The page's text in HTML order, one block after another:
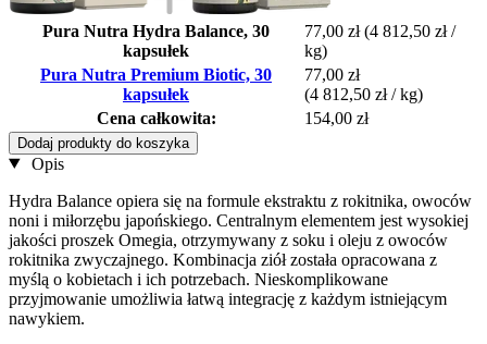
Pura Nutra Hydra Balance, 30
kapsułek
77,00 zł (4 812,50 zł /
kg)
Pura Nutra Premium Biotic, 30
kapsułek
77,00 zł
(4 812,50 zł / kg)
Cena całkowita:
154,00 zł
Dodaj produkty do koszyka
Opis
Hydra Balance opiera się na formule ekstraktu z rokitnika, owoców
noni i miłorzębu japońskiego. Centralnym elementem jest wysokiej
jakości proszek Omegia, otrzymywany z soku i oleju z owoców
rokitnika zwyczajnego. Kombinacja ziół została opracowana z
myślą o kobietach i ich potrzebach. Nieskomplikowane
przyjmowanie umożliwia łatwą integrację z każdym istniejącym
nawykiem.